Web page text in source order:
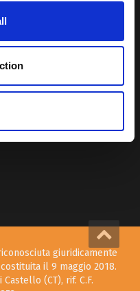
del paese e rendere più
– almeno una volta nella vita
giuridicamente
il 9 maggio 2018.
(CT), rif. C.F.